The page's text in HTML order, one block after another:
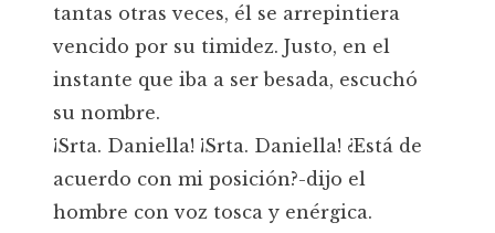
tantas otras veces, él se arrepintiera
vencido por su timidez. Justo, en el
instante que iba a ser besada, escuchó
su nombre.
¡Srta. Daniella! ¡Srta. Daniella! ¿Está de
acuerdo con mi posición?-dijo el
hombre con voz tosca y enérgica.